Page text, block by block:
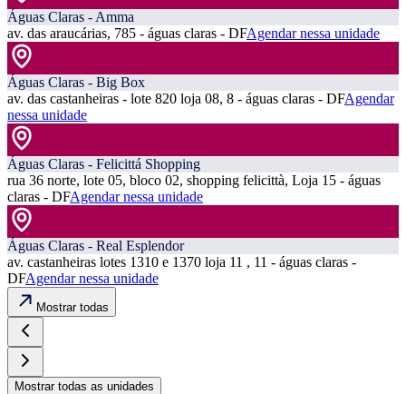
Águas Claras - Amma
av. das araucárias, 785 - águas claras - DFAgendar nessa unidade
Águas Claras - Big Box
av. das castanheiras - lote 820 loja 08, 8 - águas claras - DFAgendar
nessa unidade
Águas Claras - Felicittá Shopping
rua 36 norte, lote 05, bloco 02, shopping felicittà, Loja 15 - águas
claras - DFAgendar nessa unidade
Águas Claras - Real Esplendor
av. castanheiras lotes 1310 e 1370 loja 11 , 11 - águas claras -
DFAgendar nessa unidade
Mostrar todas
Mostrar todas as unidades